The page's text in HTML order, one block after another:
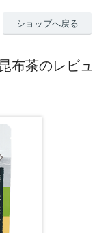
ショップへ戻る
布茶のレビュ